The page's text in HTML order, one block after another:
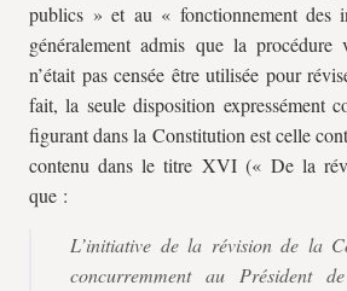
publics » et au « fonctionnement des
généralement admis que la procédure
n’était pas censée être utilisée pour
fait, la seule disposition expressément
figurant dans la Constitution est celle
contenu dans le titre XVI (« De la
que :
L’initiative de la révision de la
concurremment au Président